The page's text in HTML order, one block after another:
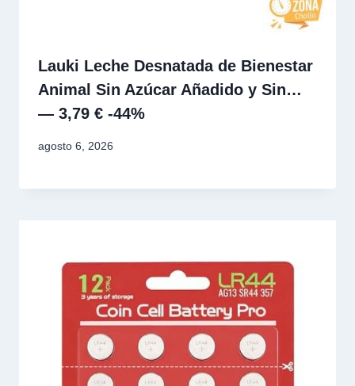
Lauki Leche Desnatada de Bienestar
Animal Sin Azúcar Añadido y Sin…
— 3,79 € -44%
agosto 6, 2026